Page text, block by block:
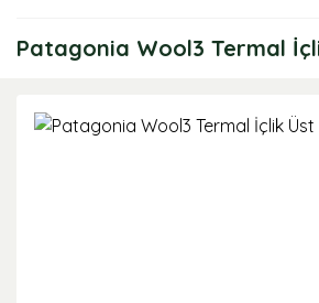
Patagonia Wool3 Termal